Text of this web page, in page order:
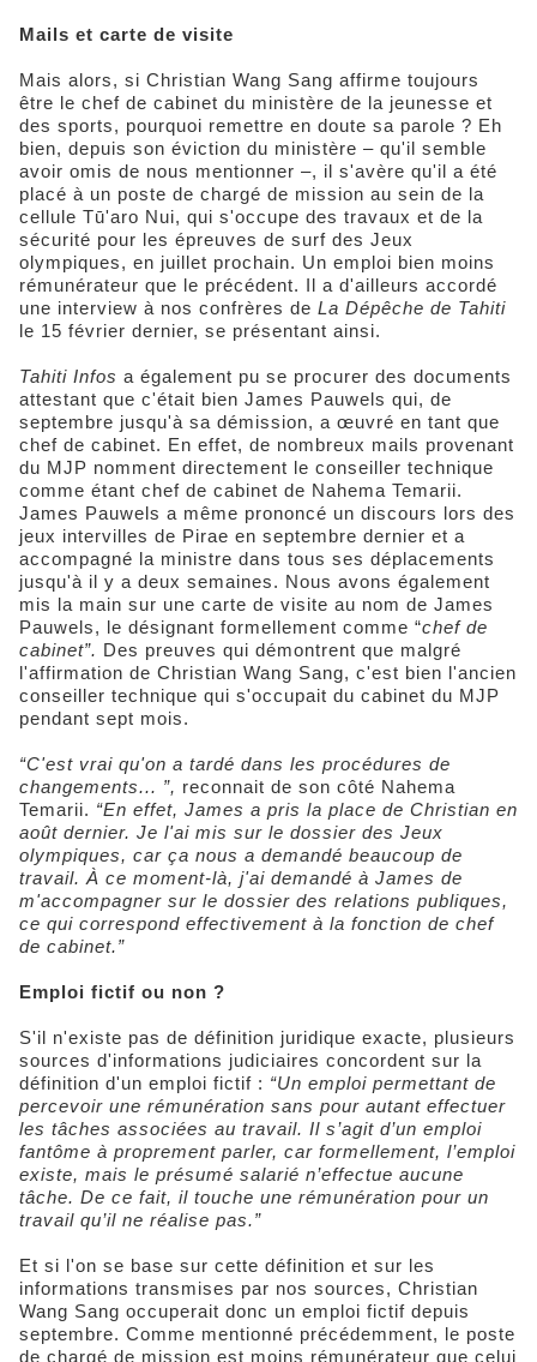
Mails et carte de visite
Mais alors, si Christian Wang Sang affirme toujours
être le chef de cabinet du ministère de la jeunesse et
des sports, pourquoi remettre en doute sa parole ? Eh
bien, depuis son éviction du ministère – qu'il semble
avoir omis de nous mentionner –, il s'avère qu'il a été
placé à un poste de chargé de mission au sein de la
cellule Tū'aro Nui, qui s'occupe des travaux et de la
sécurité pour les épreuves de surf des Jeux
olympiques, en juillet prochain. Un emploi bien moins
rémunérateur que le précédent. Il a d'ailleurs accordé
une interview à nos confrères de La Dépêche de Tahiti
le 15 février dernier, se présentant ainsi.
Tahiti Infos a également pu se procurer des documents
attestant que c'était bien James Pauwels qui, de
septembre jusqu'à sa démission, a œuvré en tant que
chef de cabinet. En effet, de nombreux mails provenant
du MJP nomment directement le conseiller technique
comme étant chef de cabinet de Nahema Temarii.
James Pauwels a même prononcé un discours lors des
jeux intervilles de Pirae en septembre dernier et a
accompagné la ministre dans tous ses déplacements
jusqu'à il y a deux semaines. Nous avons également
mis la main sur une carte de visite au nom de James
Pauwels, le désignant formellement comme “chef de
cabinet”. Des preuves qui démontrent que malgré
l'affirmation de Christian Wang Sang, c'est bien l'ancien
conseiller technique qui s'occupait du cabinet du MJP
pendant sept mois.
“C'est vrai qu'on a tardé dans les procédures de
changements... ”, reconnait de son côté Nahema
Temarii. “En effet, James a pris la place de Christian en
août dernier. Je l'ai mis sur le dossier des Jeux
olympiques, car ça nous a demandé beaucoup de
travail. À ce moment-là, j'ai demandé à James de
m'accompagner sur le dossier des relations publiques,
ce qui correspond effectivement à la fonction de chef
de cabinet.”
Emploi fictif ou non ?
S'il n'existe pas de définition juridique exacte, plusieurs
sources d'informations judiciaires concordent sur la
définition d'un emploi fictif : “Un emploi permettant de
percevoir une rémunération sans pour autant effectuer
les tâches associées au travail. Il s’agit d’un emploi
fantôme à proprement parler, car formellement, l’emploi
existe, mais le présumé salarié n’effectue aucune
tâche. De ce fait, il touche une rémunération pour un
travail qu’il ne réalise pas.”
Et si l'on se base sur cette définition et sur les
informations transmises par nos sources, Christian
Wang Sang occuperait donc un emploi fictif depuis
septembre. Comme mentionné précédemment, le poste
de chargé de mission est moins rémunérateur que celui